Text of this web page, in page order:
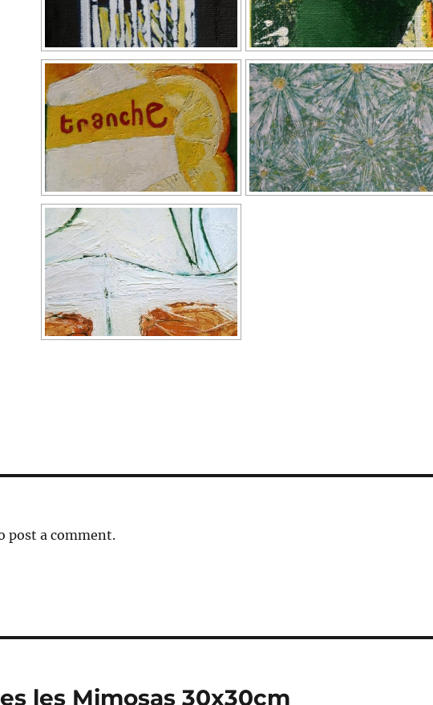
post a comment.
les Mimosas 30x30cm